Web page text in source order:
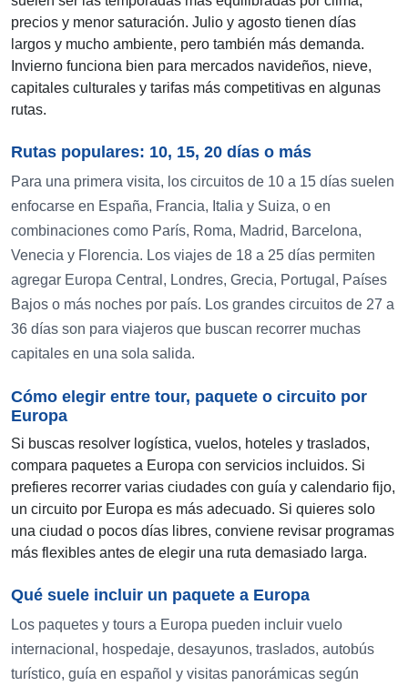
precios y menor saturación. Julio y agosto tienen días
largos y mucho ambiente, pero también más demanda.
Invierno funciona bien para mercados navideños, nieve,
capitales culturales y tarifas más competitivas en algunas
rutas.
Rutas populares: 10, 15, 20 días o más
Para una primera visita, los circuitos de 10 a 15 días suelen
enfocarse en España, Francia, Italia y Suiza, o en
combinaciones como París, Roma, Madrid, Barcelona,
Venecia y Florencia. Los viajes de 18 a 25 días permiten
agregar Europa Central, Londres, Grecia, Portugal, Países
Bajos o más noches por país. Los grandes circuitos de 27 a
36 días son para viajeros que buscan recorrer muchas
capitales en una sola salida.
Cómo elegir entre tour, paquete o circuito por
Europa
Si buscas resolver logística, vuelos, hoteles y traslados,
compara paquetes a Europa con servicios incluidos. Si
prefieres recorrer varias ciudades con guía y calendario fijo,
un circuito por Europa es más adecuado. Si quieres solo
una ciudad o pocos días libres, conviene revisar programas
más flexibles antes de elegir una ruta demasiado larga.
Qué suele incluir un paquete a Europa
Los paquetes y tours a Europa pueden incluir vuelo
internacional, hospedaje, desayunos, traslados, autobús
turístico, guía en español y visitas panorámicas según